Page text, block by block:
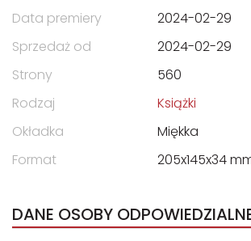
Data premiery
2024-02-29
Sprzedaż od
2024-02-29
Strony
560
Rodzaj
Książki
Okładka
Miękka
Format
205x145x34
DANE OSOBY